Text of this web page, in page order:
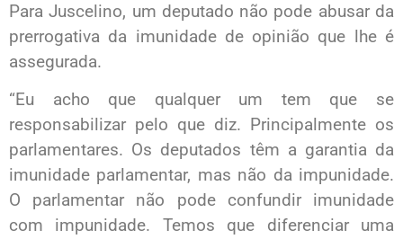
Para Juscelino, um deputado não pode abusar da
prerrogativa da imunidade de opinião que lhe é
assegurada.
“Eu acho que qualquer um tem que se
responsabilizar pelo que diz. Principalmente os
parlamentares. Os deputados têm a garantia da
imunidade parlamentar, mas não da impunidade.
O parlamentar não pode confundir imunidade
com impunidade. Temos que diferenciar uma